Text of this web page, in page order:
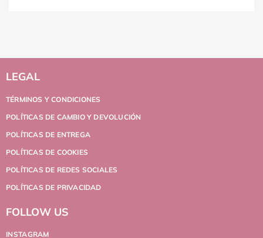
LEGAL
TÉRMINOS Y CONDICIONES
POLÍTICAS DE CAMBIO Y DEVOLUCIÓN
POLÍTICAS DE ENTREGA
POLÍTICAS DE COOKIES
POLÍTICAS DE REDES SOCIALES
POLÍTICAS DE PRIVACIDAD
FOLLOW US
INSTAGRAM